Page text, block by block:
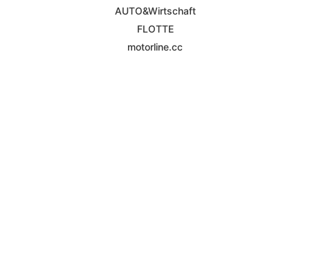
AUTO&Wirtschaft
FLOTTE
motorline.cc